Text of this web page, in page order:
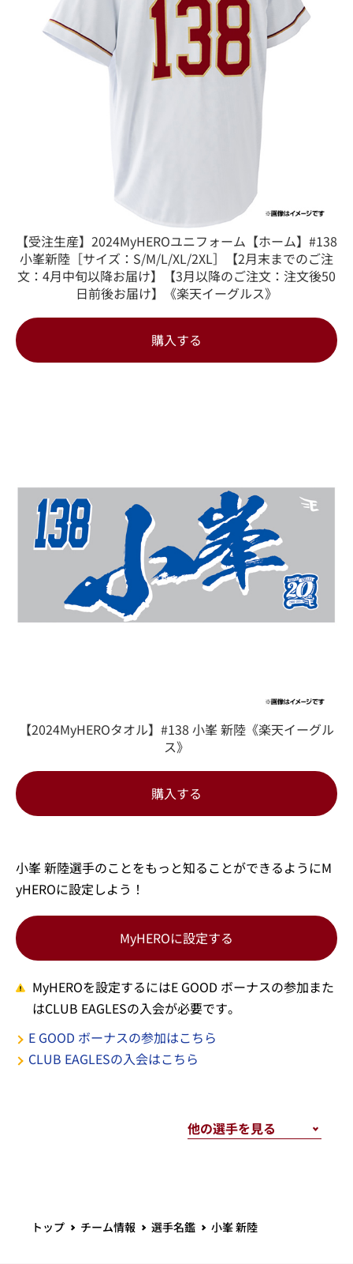
【受注生産】2024MyHEROユニフォーム【ホーム】#138
小峯新陸［サイズ：S/M/L/XL/2XL］【2月末までのご注
文：4月中旬以降お届け】【3月以降のご注文：注文後50
日前後お届け】《楽天イーグルス》
購入する
【2024MyHEROタオル】#138 小峯 新陸《楽天イーグル
ス》
購入する
小峯 新陸選手のことをもっと知ることができるようにM
yHEROに設定しよう！
MyHEROに設定する
MyHEROを設定するにはE GOOD ボーナスの参加また
はCLUB EAGLESの入会が必要です。
E GOOD ボーナスの参加はこちら
CLUB EAGLESの入会はこちら
トップ チーム情報 選手名鑑 小峯 新陸